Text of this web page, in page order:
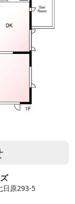
日原293-5